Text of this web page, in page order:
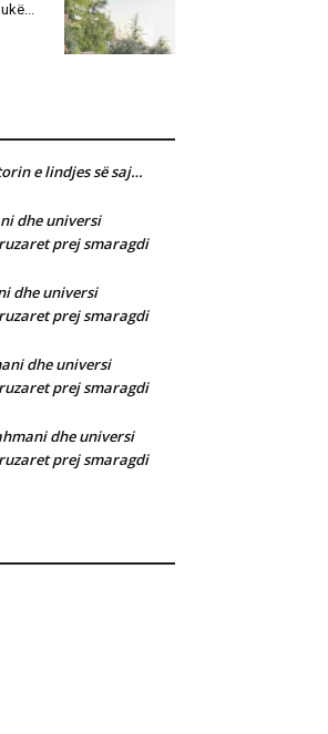
e lindjes së saj…
dhe universi
prej smaragdi
dhe universi
prej smaragdi
dhe universi
prej smaragdi
dhe universi
prej smaragdi